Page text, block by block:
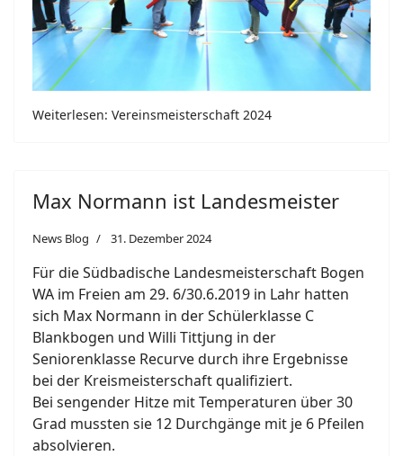
Weiterlesen: Vereinsmeisterschaft 2024
Max Normann ist Landesmeister
News Blog 31. Dezember 2024
Für die Südbadische Landesmeisterschaft Bogen
WA im Freien am 29. 6/30.6.2019 in Lahr hatten
sich Max Normann in der Schülerklasse C
Blankbogen und Willi Tittjung in der
Seniorenklasse Recurve durch ihre Ergebnisse
bei der Kreismeisterschaft qualifiziert.
Bei sengender Hitze mit Temperaturen über 30
Grad mussten sie 12 Durchgänge mit je 6 Pfeilen
absolvieren.